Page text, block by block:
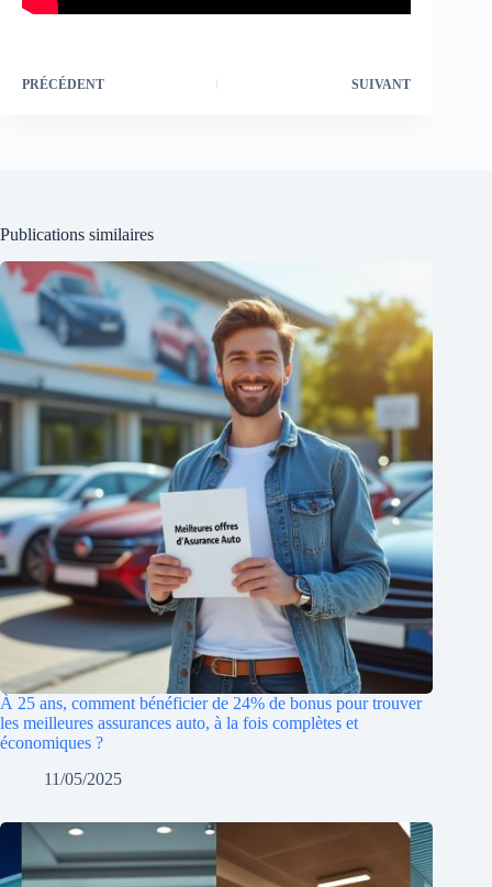
PRÉCÉDENT SUIVANT
Publications similaires
À 25 ans, comment bénéficier de 24% de bonus pour trouver
les meilleures assurances auto, à la fois complètes et
économiques ?
11/05/2025